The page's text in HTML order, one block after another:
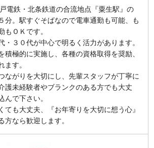
電鉄・北条鉄道の合流地点『粟生駅』の
分。駅すぐそばなので電車通勤も可能、も
もＯＫです。
３０代が中心で明るく活力があります。
極的に実施し、各種の資格取得を奨励、
ます。
ながりを大切にし、先輩スタッフが丁寧に
護未経験者やブランクのある方でも大丈
んで下さい。
も大丈夫、『お年寄りを大切に想う心』
方なら歓迎します。